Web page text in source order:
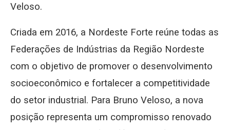
Veloso.
Criada em 2016, a Nordeste Forte reúne todas as
Federações de Indústrias da Região Nordeste
com o objetivo de promover o desenvolvimento
socioeconômico e fortalecer a competitividade
do setor industrial. Para Bruno Veloso, a nova
posição representa um compromisso renovado